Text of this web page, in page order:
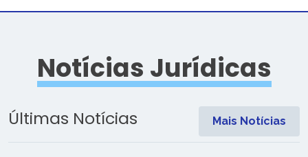
Notícias Jurídicas
Últimas Notícias Mais Notícias